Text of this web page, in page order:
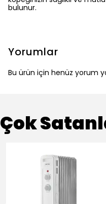
bulunur.
Yorumlar
Bu ürün için henüz yorum
Çok